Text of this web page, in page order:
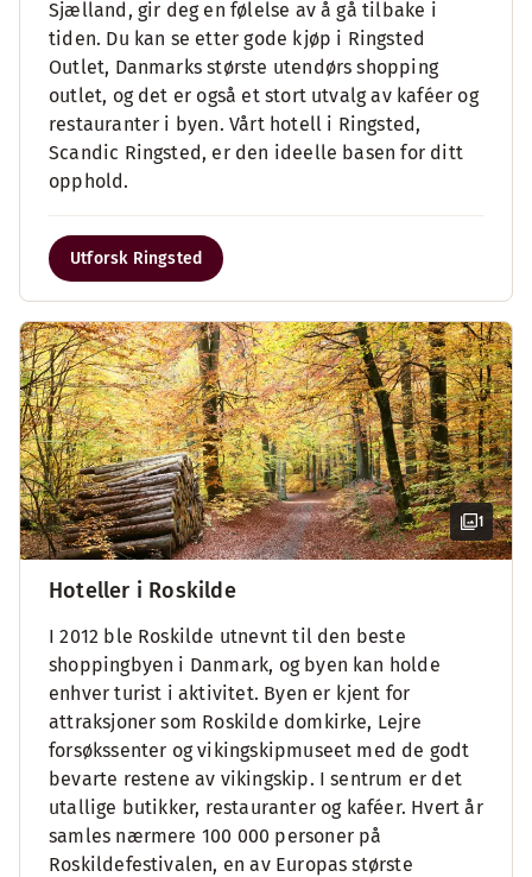
Sjælland, gir deg en følelse av å gå tilbake i
tiden. Du kan se etter gode kjøp i Ringsted
Outlet, Danmarks største utendørs shopping
outlet, og det er også et stort utvalg av kaféer og
restauranter i byen. Vårt hotell i Ringsted,
Scandic Ringsted, er den ideelle basen for ditt
opphold.
Utforsk Ringsted
1
Hoteller i Roskilde
I 2012 ble Roskilde utnevnt til den beste
shoppingbyen i Danmark, og byen kan holde
enhver turist i aktivitet. Byen er kjent for
attraksjoner som Roskilde domkirke, Lejre
forsøkssenter og vikingskipmuseet med de godt
bevarte restene av vikingskip. I sentrum er det
utallige butikker, restauranter og kaféer. Hvert år
samles nærmere 100 000 personer på
Roskildefestivalen, en av Europas største